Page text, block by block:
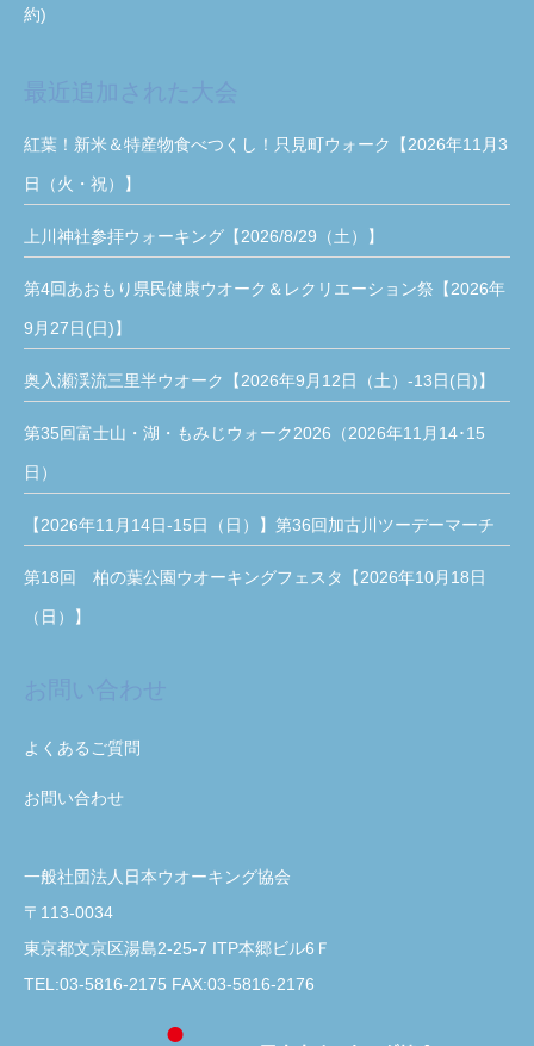
約)
紅葉！新米＆特産物食べつくし！只見町ウォーク【2026年11月3
日（火・祝）】
上川神社参拝ウォーキング【2026/8/29（土）】
第4回あおもり県民健康ウオーク＆レクリエーション祭【2026年
9月27日(日)】
奥入瀬渓流三里半ウオーク【2026年9月12日（土）-13日(日)】
第35回富士山・湖・もみじウォーク2026（2026年11月14･15
日）
【2026年11月14日-15日（日）】第36回加古川ツーデーマーチ
第18回 柏の葉公園ウオーキングフェスタ【2026年10月18日
（日）】
よくあるご質問
お問い合わせ
一般社団法人日本ウオーキング協会
〒113-0034
東京都文京区湯島2-25-7 ITP本郷ビル6Ｆ
TEL:03-5816-2175 FAX:03-5816-2176